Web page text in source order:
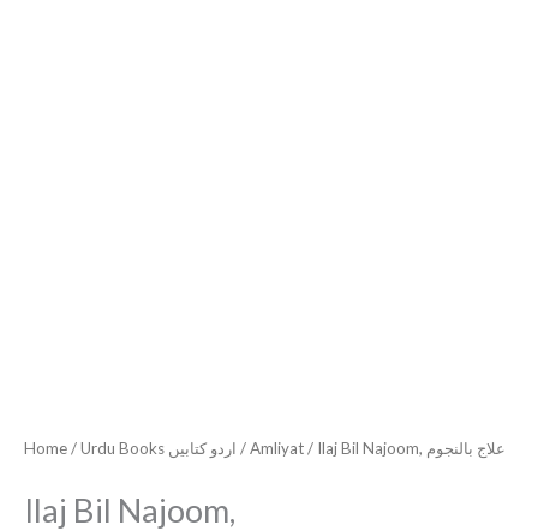
Home/ Urdu Books اردو کتابیں /Amliyat / Ilaj Bil Najoom, علاج بالنجوم
Ilaj Bil Najoom,
quantity